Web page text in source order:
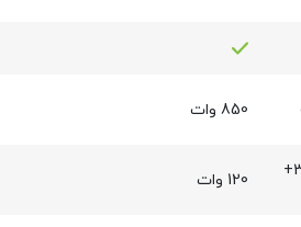
850 وات
توان خروجی شاخه 5+ و 3.3+
120 وات